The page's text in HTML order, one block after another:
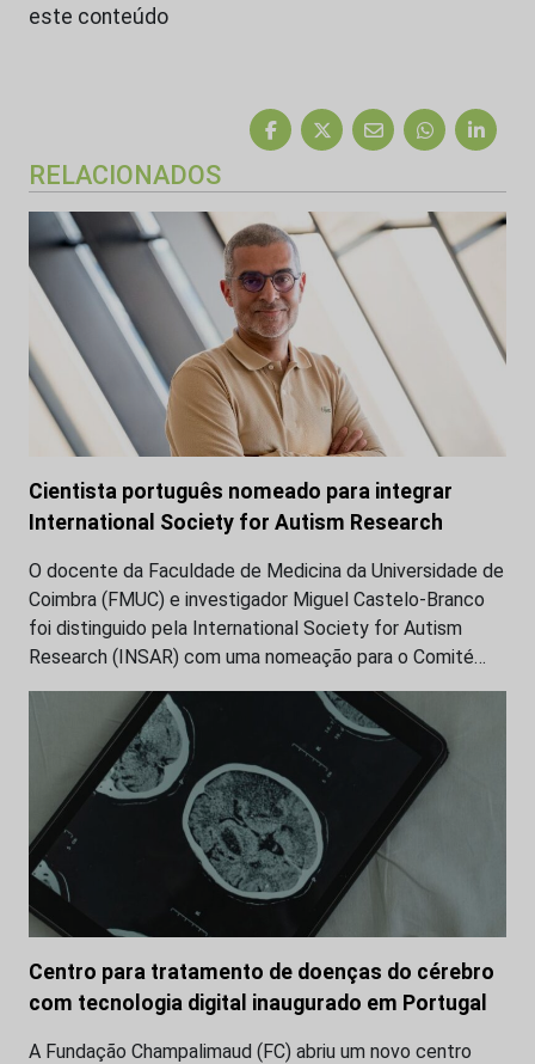
este conteúdo
RELACIONADOS
Cientista português nomeado para integrar
International Society for Autism Research
O docente da Faculdade de Medicina da Universidade de
Coimbra (FMUC) e investigador Miguel Castelo-Branco
foi distinguido pela International Society for Autism
Research (INSAR) com uma nomeação para o Comité…
Centro para tratamento de doenças do cérebro
com tecnologia digital inaugurado em Portugal
A Fundação Champalimaud (FC) abriu um novo centro